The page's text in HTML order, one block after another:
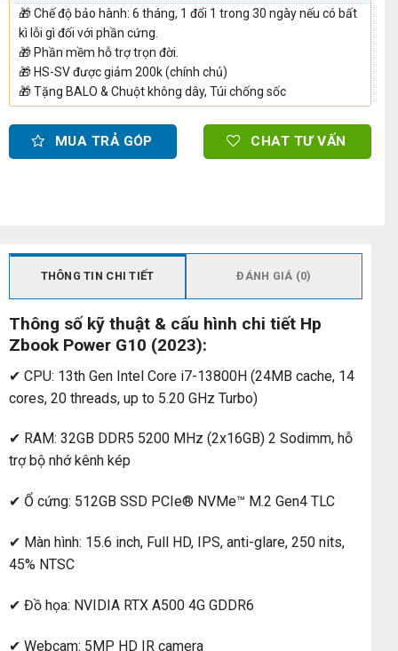
🎁Chế độ bảo hành: 6 tháng, 1 đổi 1 trong 30 ngày nếu có bất
kì lỗi gì đối với phần cứng.
🎁 Phần mềm hỗ trợ trọn đời.
🎁 HS-SV được giảm 200k (chính chủ)
🎁Tặng BALO & Chuột không dây, Túi chống sốc
MUA TRẢ GÓP CHAT TƯ VẤN
THÔNG TIN CHI TIẾT ĐÁNH GIÁ (0)
Thông số kỹ thuật & cấu hình chi tiết Hp
Zbook Power G10 (2023):
✔ CPU: 13th Gen Intel Core i7-13800H (24MB cache, 14
cores, 20 threads, up to 5.20 GHz Turbo)
✔ RAM: 32GB DDR5 5200 MHz (2x16GB) 2 Sodimm, hỗ
trợ bộ nhớ kênh kép
✔ Ổ cứng: 512GB SSD PCIe® NVMe™ M.2 Gen4 TLC
✔ Màn hình: 15.6 inch, Full HD, IPS, anti-glare, 250 nits,
45% NTSC
✔ Đồ họa: NVIDIA RTX A500 4G GDDR6
✔ Webcam: 5MP HD IR camera